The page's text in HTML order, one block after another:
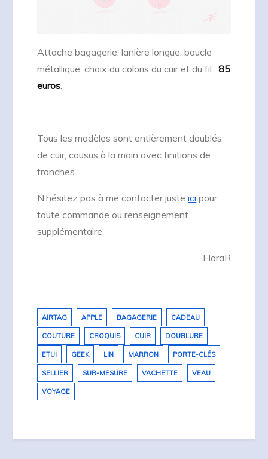
Attache bagagerie, lanière longue, boucle
métallique, choix du coloris du cuir et du fil :85
euros.
Tous les modèles sont entièrement doublés
de cuir, cousus à la main avec finitions de
tranches.
N’hésitez pas à me contacter justeici pour
toute commande ou renseignement
supplémentaire.
EloraR
AIRTAG APPLE BAGAGERIE CADEAU
COUTURE CROQUIS CUIR DOUBLURE
ETUI GEEK LIN MARRON PORTE-CLÉS
SELLIER SUR-MESURE VACHETTE VEAU
VOYAGE